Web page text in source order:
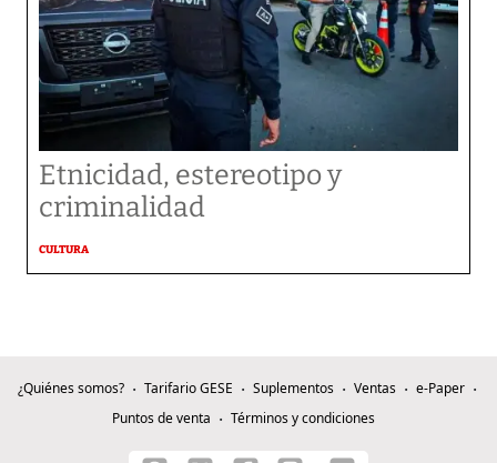
Etnicidad, estereotipo y
criminalidad
CULTURA
¿Quiénes somos? Tarifario GESE Suplementos Ventas
e-Paper
Puntos de venta
Términos y condiciones